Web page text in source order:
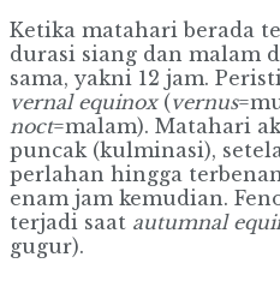
Ketika matahari berada
durasi siang dan malam
sama, yakni 12 jam.
vernal equinox(vernus
noct=malam). Matahari
puncak (kulminasi),
perlahan hingga
enam jam kemudian.
terjadi saat autumnal
gugur).